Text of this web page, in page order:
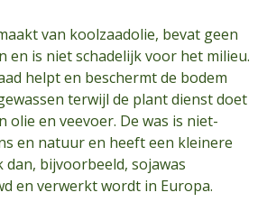
van koolzaadolie, bevat geen
en is niet schadelijk voor het milieu.
helpt en beschermt de bodem
terwijl de plant dienst doet
olie en veevoer. De was is niet-
en natuur en heeft een kleinere
bijvoorbeeld, sojawas
en verwerkt wordt in Europa.